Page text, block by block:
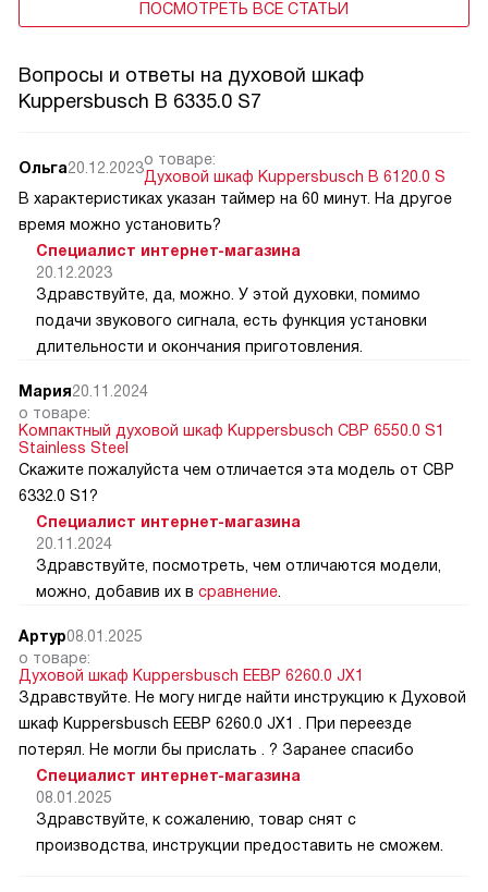
ПОСМОТРЕТЬ ВСЕ СТАТЬИ
Вопросы и ответы на духовой шкаф
Kuppersbusch B 6335.0 S7
Ольга20.12.2023о товаре:
Духовой шкаф Kuppersbusch B 6120.0 S
В характеристиках указан таймер на 60 минут. На другое
время можно установить?
Специалист интернет-магазина
20.12.2023
Здравствуйте, да, можно. У этой духовки, помимо
подачи звукового сигнала, есть функция установки
длительности и окончания приготовления.
Мария20.11.2024
о товаре:
Компактный духовой шкаф Kuppersbusch CBP 6550.0 S1
Stainless Steel
Скажите пожалуйста чем отличается эта модель от CВP
6332.0 S1?
Специалист интернет-магазина
20.11.2024
Здравствуйте, посмотреть, чем отличаются модели,
можно, добавив их в сравнение
Артур08.01.2025
о товаре:
Духовой шкаф Kuppersbusch EEBP 6260.0 JX1
Здравствуйте. Не могу нигде найти инструкцию к Духовой
шкаф Kuppersbusch EEBP 6260.0 JX1 . При переезде
потерял. Не могли бы прислать . ? Заранее спасибо
Специалист интернет-магазина
08.01.2025
Здравствуйте, к сожалению, товар снят с
производства, инструкции предоставить не сможем.